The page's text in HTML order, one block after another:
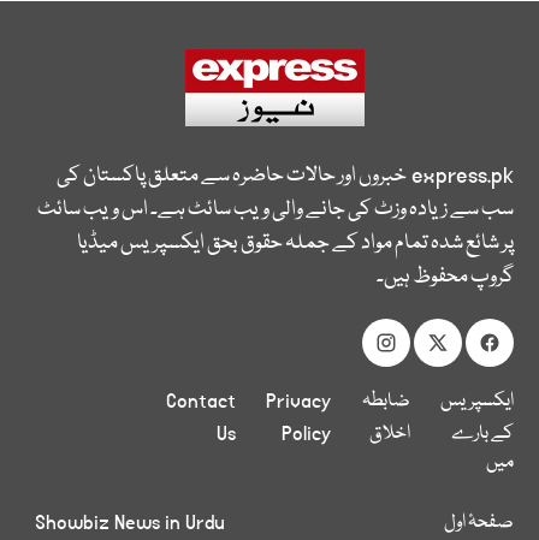
express.pkخبروں اور حالات حاضرہ سے متعلق پاکستان کی
سب سے زیادہ وزٹ کی جانے والی ویب سائٹ ہے۔ اس ویب سائٹ
پر شائع شدہ تمام مواد کے جملہ حقوق بحق ایکسپریس میڈیا
گروپ محفوظ ہیں۔
ایکسپریس
کے بارے
میں
ضابطہ
اخلاق
Privacy
Policy
Contact
Us
صفحۂ اول
Showbiz News in Urdu